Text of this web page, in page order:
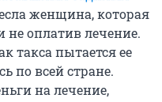
женщина, которая
не оплатив лечение.
такса пытается ее
по всей стране.
на лечение,